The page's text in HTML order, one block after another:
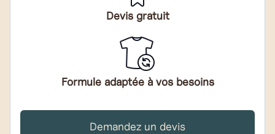
Devis gratuit
Formule adaptée à vos besoins
Demandez un devis